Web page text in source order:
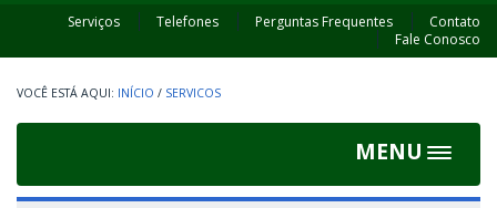
Serviços Telefones Perguntas Frequentes
Contato
Fale Conosco
INÍCIO / SERVICOS
MENU
Toggle